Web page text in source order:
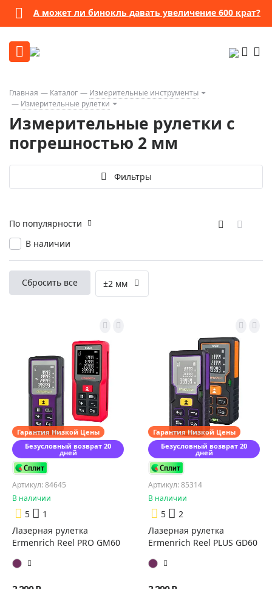
А может ли бинокль давать увеличение 600 крат?
Главная Каталог
Измерительные инструменты
Измерительные рулетки
Измерительные рулетки с
погрешностью 2 мм
Фильтры
В наличии
По популярности
Сбросить все ±2 мм
Гарантия Низкой Цены
Безусловный возврат 20
дней
Артикул: 84645
В наличии
5
1
Лазерная рулетка
Ermenrich Reel PRO GM60
Гарантия Низкой Цены
Безусловный возврат 20
дней
Артикул: 85314
В наличии
5
2
Лазерная рулетка
Ermenrich Reel PLUS GD60